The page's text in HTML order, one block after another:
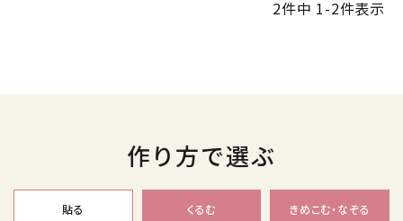
2件中 1-2件表示
作り方で選ぶ
貼る くるむ きめこむ・なぞる